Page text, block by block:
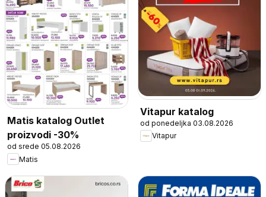
Matis katalog Outlet
proizvodi -30%
od srede 05.08.2026
Matis
Vitapur katalog
od ponedeljka 03.08.2026
Vitapur